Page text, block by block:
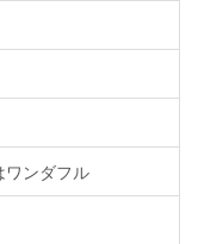
ワンダフル